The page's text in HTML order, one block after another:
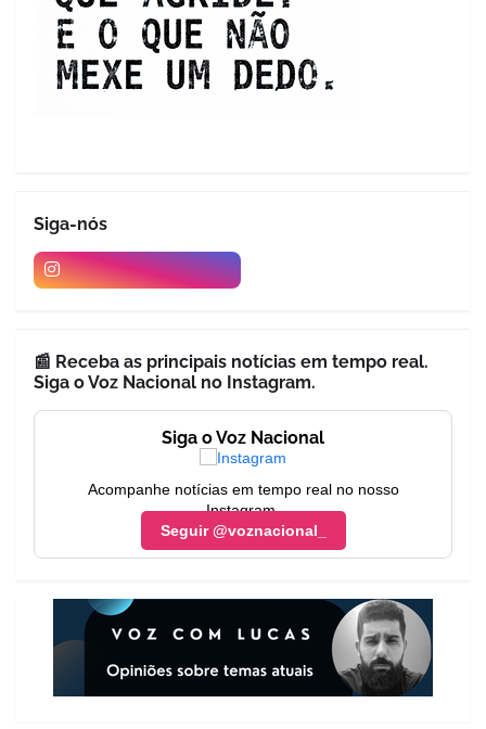
Siga-nós
📰 Receba as principais notícias em tempo real.
Siga o Voz Nacional no Instagram.
Siga o Voz Nacional
Acompanhe notícias em tempo real no nosso
Instagram.
Seguir @voznacional_